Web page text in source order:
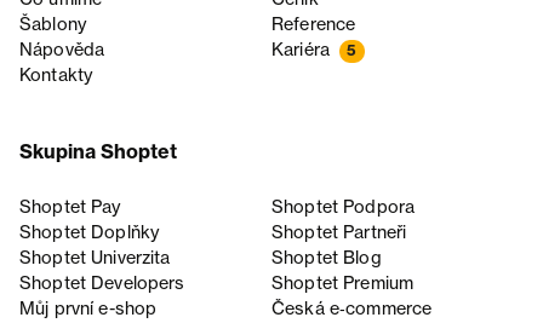
Šablony
Reference
Nápověda
Kariéra 5
Kontakty
Skupina Shoptet
Shoptet Pay
Shoptet Podpora
Shoptet Doplňky
Shoptet Partneři
Shoptet Univerzita
Shoptet Blog
Shoptet Developers
Shoptet Premium
Můj první e-shop
Česká e‑commerce